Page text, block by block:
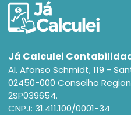
Já Calculei
Al. Afonso Schmidt, 119 -
02450-000 Conselho
2SP039654.
CNPJ: 31.411.100/0001-34